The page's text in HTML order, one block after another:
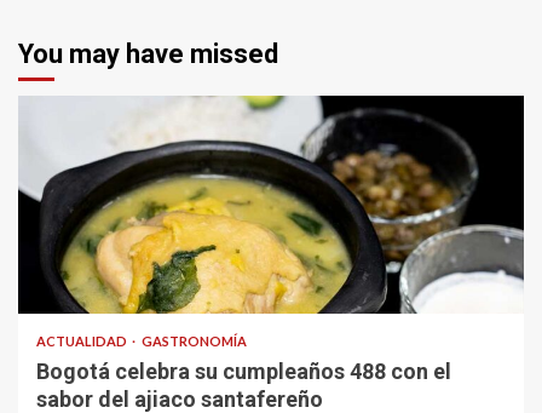
You may have missed
ACTUALIDAD GASTRONOMÍA
Bogotá celebra su cumpleaños 488 con el
sabor del ajiaco santafereño